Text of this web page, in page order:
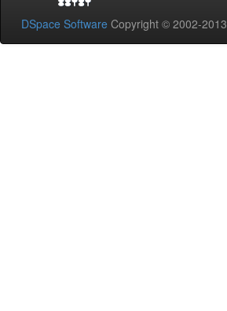
DSpace Software Copyright © 2002-2013